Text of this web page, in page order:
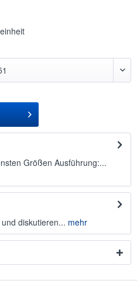
Größen Ausführung:...
diskutieren... mehr